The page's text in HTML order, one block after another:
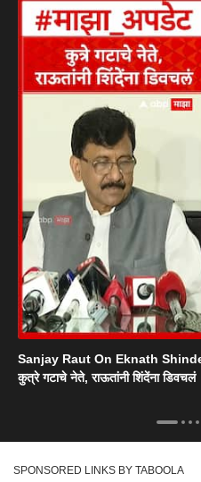
Sanjay Raut On Eknath
कुत्रे गटाचे नेते, राऊतांनी शिंदेंना डिवचलं
SPONSORED LINKS BY TABOOLA